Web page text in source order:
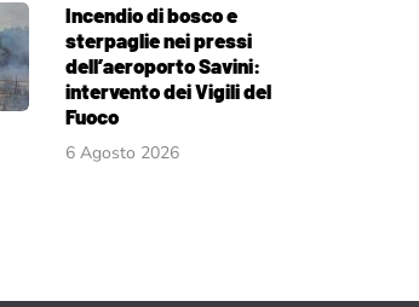
Incendio di bosco e
sterpaglie nei pressi
dell’aeroporto Savini:
intervento dei Vigili del
Fuoco
6 Agosto 2026